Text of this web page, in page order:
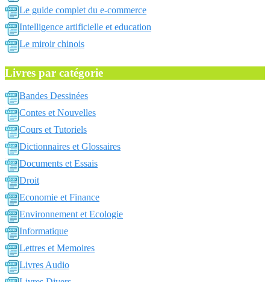
Le guide complet du e-commerce
Intelligence artificielle et education
Le miroir chinois
Livres par catégorie
Bandes Dessinées
Contes et Nouvelles
Cours et Tutoriels
Dictionnaires et Glossaires
Documents et Essais
Droit
Economie et Finance
Environnement et Ecologie
Informatique
Lettres et Memoires
Livres Audio